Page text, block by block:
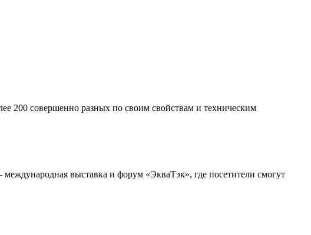
200 совершенно разных по своим свойствам и техническим
выставка и форум «ЭкваТэк», где посетители смогут